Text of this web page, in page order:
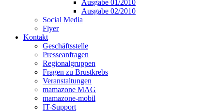
Ausgabe 01/2010
Ausgabe 02/2010
Social Media
Flyer
Kontakt
Geschäftsstelle
Presseanfragen
Regionalgruppen
Fragen zu Brustkrebs
Veranstaltungen
mamazone MAG
mamazone-mobil
IT-Support